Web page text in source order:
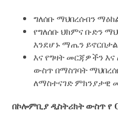
ግለሰቡ ማህበረሰብን
የግለሰቡ ህክምና ቡድን
እንደሆኑ ማጤን
እና የግዛት መርጃዎችን እና
ውስጥ በማስገባት
ለማስተናገድ ምክንያታዊ
በኮሎምቢያ ዲስትሪክት ውስጥ የ